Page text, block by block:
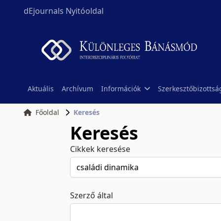
dEjournals Nyitóoldal
Aktuális Archívum Információk
Főoldal Keresés
Keresés
Cikkek keresése
Szerző által